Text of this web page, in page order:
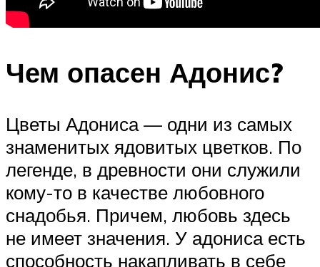
Чем опасен Адонис?
Цветы Адониса — одни из самых
знаменитых ядовитых цветков. По
легенде, в древности они служили
кому-то в качестве любовного
снадобья. Причем, любовь здесь
не имеет значения. У адониса есть
способность накапливать в себе